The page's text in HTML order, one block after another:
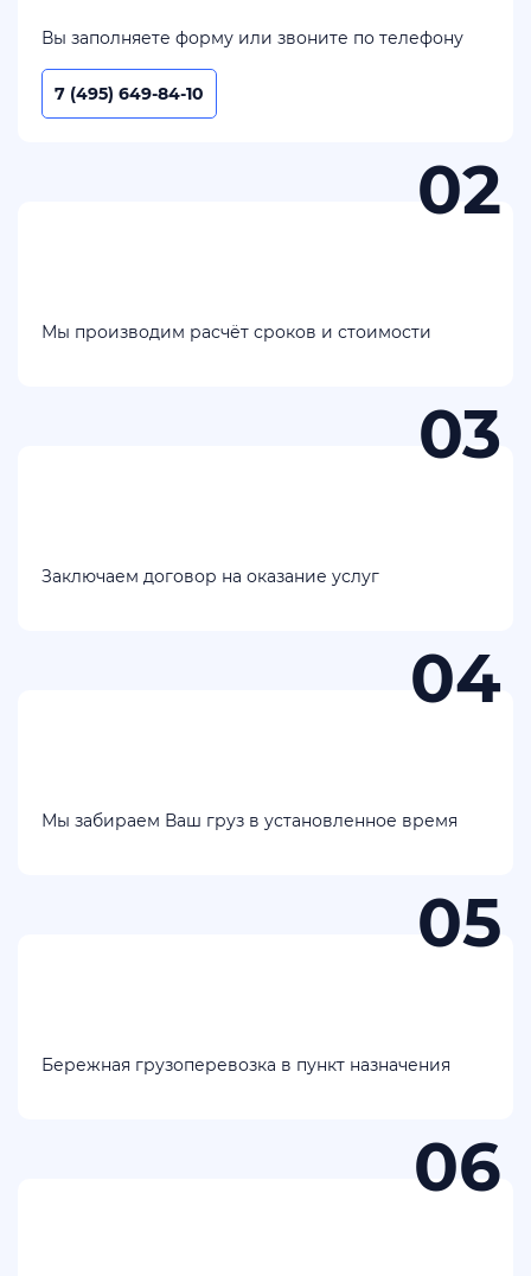
Вы заполняете форму или звоните по телефону
7 (495) 649-84-10
Мы производим расчёт сроков и стоимости
Заключаем договор на оказание услуг
Мы забираем Ваш груз в установленное время
Бережная грузоперевозка в пункт назначения